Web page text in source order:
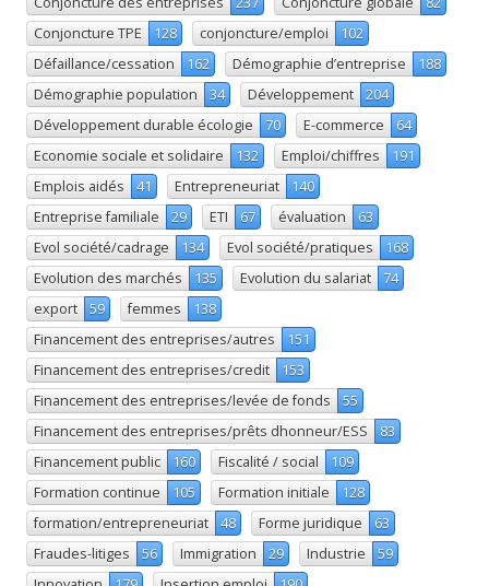
Conjoncture TPE
128 conjoncture/emploi
102
Défaillance/cessation
162 Démographie d’entreprise
188
Démographie population
34 Développement
204
Développement durable écologie
70 E-commerce
64
Economie sociale et solidaire
132 Emploi/chiffres
191
Emplois aidés
41 Entrepreneuriat
140
Entreprise familiale
29 ETI 67 évaluation
63
Evol société/cadrage
134 Evol société/pratiques
168
Evolution des marchés
135 Evolution du salariat
74
export
59 femmes
138
Financement des entreprises/autres
151
Financement des entreprises/credit
153
Financement des entreprises/levée de fonds
55
Financement des entreprises/prêts dhonneur/ESS
83
Financement public
160 Fiscalité / social
109
Formation continue
105 Formation initiale
128
formation/entrepreneuriat
48 Forme juridique
63
Fraudes-litiges
56 Immigration 29 Industrie
59